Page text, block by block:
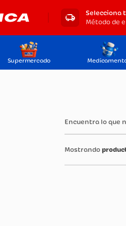
Selecciona
Método de
Supermercado
Encuentra lo que